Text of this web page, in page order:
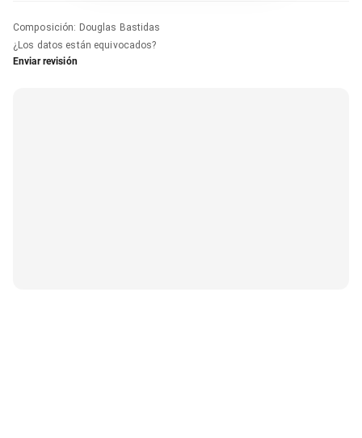
Composición: Douglas Bastidas
¿Los datos están equivocados?
Enviar revisión